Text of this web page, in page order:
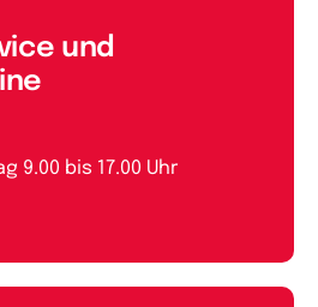
und
9.00 bis 17.00 Uhr